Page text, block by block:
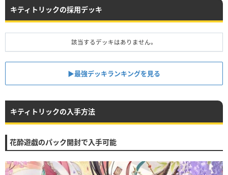
キティトリックの採用デッキ
該当するデッキはありません。
▶︎最強デッキランキングを見る
キティトリックの入手方法
花酔遊戯のパック開封で入手可能